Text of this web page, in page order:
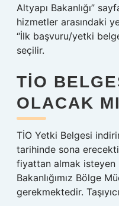
Altyapı Bakanlığı”
hizmetler arasındaki
“İlk başvuru/yetki
seçilir.
TIO
OLACAK
TİO Yetki Belgesi
tarihinde sona
fiyattan almak isteyen
Bakanlığımız Bölge
gerekmektedir.